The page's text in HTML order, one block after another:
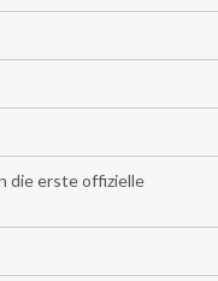
die erste offizielle